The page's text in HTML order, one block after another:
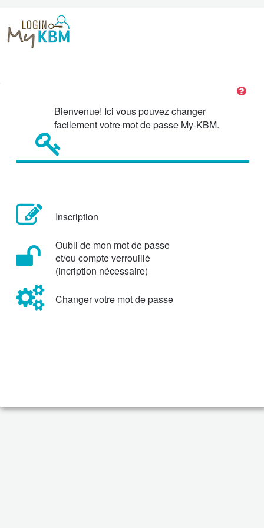
Bienvenue! Ici vous pouvez changer
facilement votre mot de passe My-KBM.
Inscription
Oubli de mon mot de passe
et/ou compte verrouillé
(incription nécessaire)
Changer votre mot de passe